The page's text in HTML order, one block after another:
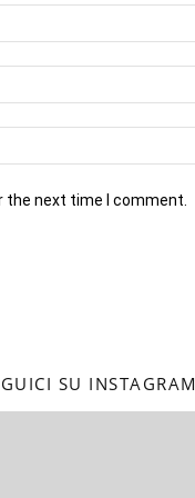
the next time I comment.
SU INSTAGRAM